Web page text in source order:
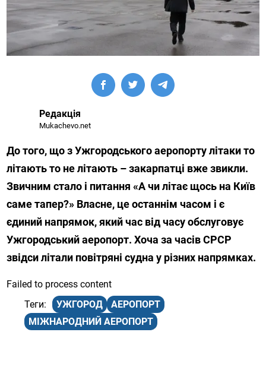
Редакція
Mukachevo.net
До того, що з Ужгородського аеропорту літаки то
літають то не літають – закарпатці вже звикли.
Звичним стало і питання «А чи літає щось на Київ
саме тапер?» Власне, це останнім часом і є
єдиний напрямок, який час від часу обслуговує
Ужгородський аеропорт. Хоча за часів СРСР
звідси літали повітряні судна у різних напрямках.
Failed to process content
УЖГОРОД
АЕРОПОРТ
МІЖНАРОДНИЙ АЕРОПОРТ